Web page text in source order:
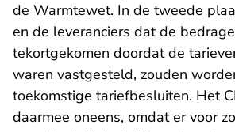
de Warmtewet. In de tweede
en de leveranciers dat de
tekortgekomen doordat de
waren vastgesteld, zouden
toekomstige tariefbesluiten. Het
daarmee oneens, omdat er voor